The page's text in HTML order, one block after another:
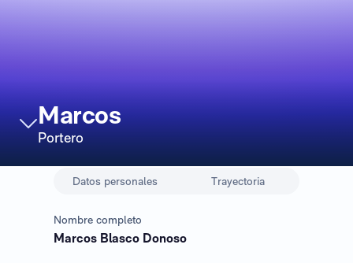
Marcos
Portero
Datos personales Trayectoria
Nombre completo
Marcos Blasco Donoso